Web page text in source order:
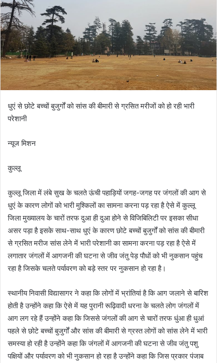
धुएं से छोटे बच्चों बुजुर्गों को सांस की बीमारी से ग्रसित मरीजों को हो रही भारी
परेशानी
न्यूज मिशन
कुल्लू
कुल्लू जिला में लंबे सुख के चलते ऊंची पहाड़ियों जगह-जगह पर जंगलों की आग से
धुएं के कारण लोगों को भारी मुश्किलों का सामना करना पड़ रहा है ऐसे में कुल्लू
जिला मुख्यालय के चारों तरफ दुआ ही दुआ होने से विजिबिलिटी पर इसका सीधा
असर पड़ा है इसके साथ-साथ धुएं के कारण छोटे बच्चों बुजुर्गों को सांस की बीमारी
से ग्रसित मरीज सांस लेने में भारी परेशानी का सामना करना पड़ रहा है ऐसे में
लगातार जंगलों में आगजनी की घटना से जीव जंतु पेड़ पौधों को भी नुकसान पहुंच
रहा है जिसके चलते पर्यावरण को बड़े स्तर पर नुकसान हो रहा है।
स्थानीय निवासी विद्यासागर ने कहा कि लोगों में भ्रांतियां है कि आग जलाने से बारिश
होती है उन्होंने कहा कि ऐसे में यह पुरानी रूढ़िवादी धरना के चलते लोग जंगलों में
आग लग रहे हैं उन्होंने कहा कि जिससे जंगलों की आग से चारों तरफ धुंआ ही धुआं
पहले से छोटे बच्चों बुजुर्गों और सांस की बीमारी से ग्रस्त लोगों को सांस लेने में भारी
समस्या हो रही है उन्होंने कहा कि जंगलों में आगजनी की घटना से जीव जंतु पशु
पक्षियों और पर्यावरण को भी नुकसान हो रहा है उन्होंने कहा कि जिस प्रकार पंजाब